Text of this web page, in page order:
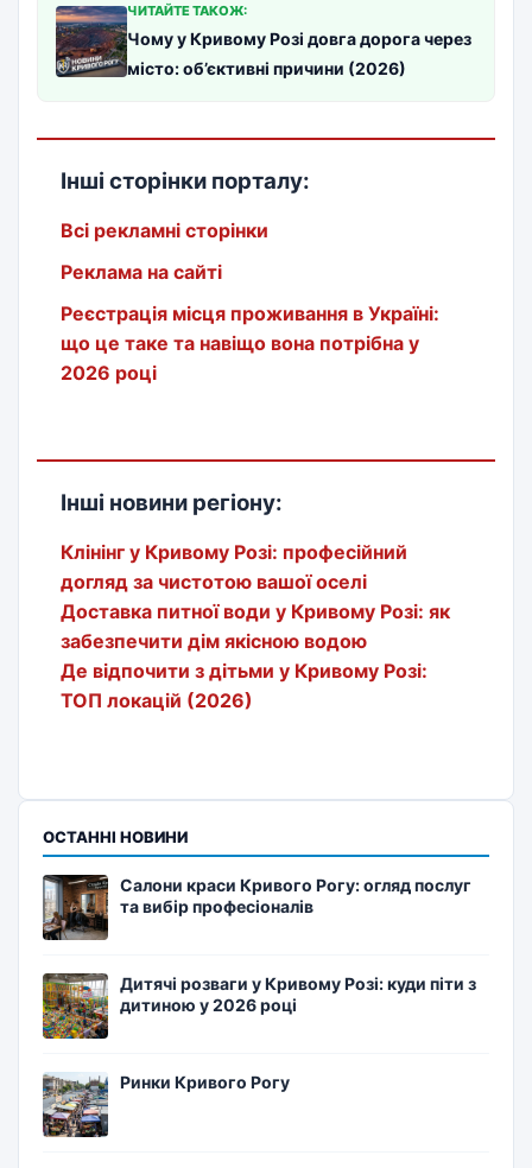
ЧИТАЙТЕ ТАКОЖ:
Чому у Кривому Розі довга дорога через
місто: об’єктивні причини (2026)
Інші сторінки порталу:
Всі рекламні сторінки
Реклама на сайті
Реєстрація місця проживання в Україні:
що це таке та навіщо вона потрібна у
2026 році
Інші новини регіону:
Клінінг у Кривому Розі: професійний
догляд за чистотою вашої оселі
Доставка питної води у Кривому Розі: як
забезпечити дім якісною водою
Де відпочити з дітьми у Кривому Розі:
ТОП локацій (2026)
ОСТАННІ НОВИНИ
Салони краси Кривого Рогу: огляд послуг
та вибір професіоналів
Дитячі розваги у Кривому Розі: куди піти з
дитиною у 2026 році
Ринки Кривого Рогу